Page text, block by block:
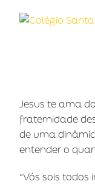
para
Jesus te ama
fraternidade
de uma
entender o
“Vós sois todos